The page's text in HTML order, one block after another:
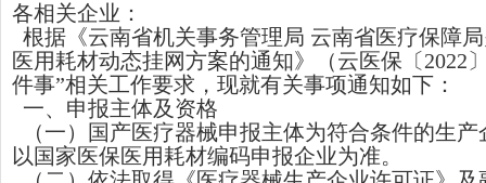
各相关企业：
根据《云南省机关事务管理局 云南省医疗保障
医用耗材动态挂网方案的通知》（云医保〔
件事”相关工作要求，现就有关事项通知如下：
一、申报主体及资格
（一）国产医疗器械申报主体为符合条件的生
以国家医保医用耗材编码申报企业为准。